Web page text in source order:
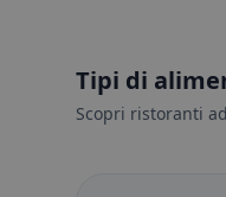
Tipi di
Scopri ristoranti